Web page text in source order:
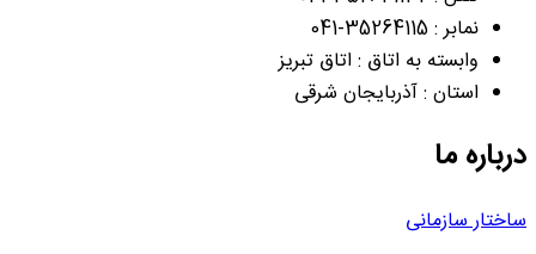
نمابر : 35264115-041
وابسته به اتاق : اتاق تبریز
استان : آذربایجان شرقی
درباره ما
ساختار سازمانی